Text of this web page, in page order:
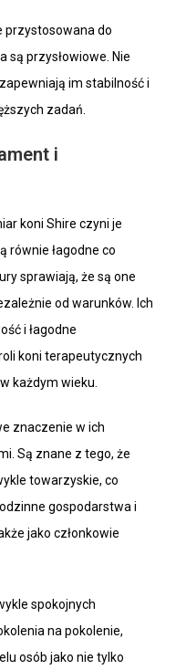
przystosowana do
są przysłowiowe. Nie
im stabilność i
zadań.
i
koni Shire czyni je
równie łagodne co
sprawiają, że są one
od warunków. Ich
i łagodne
koni terapeutycznych
każdym wieku.
znaczenie w ich
Są znane z tego, że
towarzyskie, co
gospodarstwa i
jako członkowie
spokojnych
na pokolenie,
osób jako nie tylko